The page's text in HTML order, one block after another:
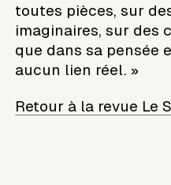
toutes pièces, sur
imaginaires, sur des
que dans sa pensée
aucun lien réel. »
Retour à la revue Le